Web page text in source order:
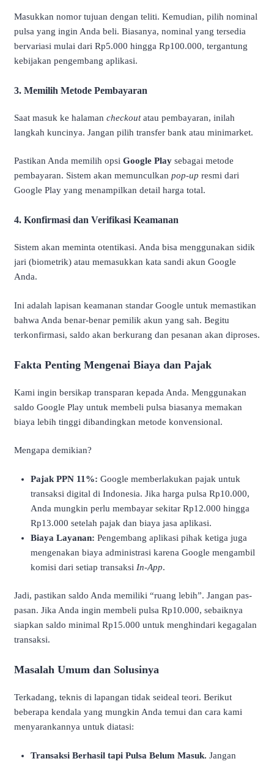
Masukkan nomor tujuan dengan teliti. Kemudian, pilih nominal
pulsa yang ingin Anda beli. Biasanya, nominal yang tersedia
bervariasi mulai dari Rp5.000 hingga Rp100.000, tergantung
kebijakan pengembang aplikasi.
3. Memilih Metode Pembayaran
Saat masuk ke halaman checkoutatau pembayaran, inilah
langkah kuncinya. Jangan pilih transfer bank atau minimarket.
Pastikan Anda memilih opsi Google Play sebagai metode
pembayaran. Sistem akan memunculkan pop-up resmi dari
Google Play yang menampilkan detail harga total.
4. Konfirmasi dan Verifikasi Keamanan
Sistem akan meminta otentikasi. Anda bisa menggunakan sidik
jari (biometrik) atau memasukkan kata sandi akun Google
Anda.
Ini adalah lapisan keamanan standar Google untuk memastikan
bahwa Anda benar-benar pemilik akun yang sah. Begitu
terkonfirmasi, saldo akan berkurang dan pesanan akan diproses.
Fakta Penting Mengenai Biaya dan Pajak
Kami ingin bersikap transparan kepada Anda. Menggunakan
saldo Google Play untuk membeli pulsa biasanya memakan
biaya lebih tinggi dibandingkan metode konvensional.
Mengapa demikian?
Pajak PPN 11%: Google memberlakukan pajak untuk
transaksi digital di Indonesia. Jika harga pulsa Rp10.000,
Anda mungkin perlu membayar sekitar Rp12.000 hingga
Rp13.000 setelah pajak dan biaya jasa aplikasi.
Biaya Layanan: Pengembang aplikasi pihak ketiga juga
mengenakan biaya administrasi karena Google mengambil
komisi dari setiap transaksi In-App.
Jadi, pastikan saldo Anda memiliki “ruang lebih”. Jangan pas-
pasan. Jika Anda ingin membeli pulsa Rp10.000, sebaiknya
siapkan saldo minimal Rp15.000 untuk menghindari kegagalan
transaksi.
Masalah Umum dan Solusinya
Terkadang, teknis di lapangan tidak seideal teori. Berikut
beberapa kendala yang mungkin Anda temui dan cara kami
menyarankannya untuk diatasi:
Transaksi Berhasil tapi Pulsa Belum Masuk. Jangan